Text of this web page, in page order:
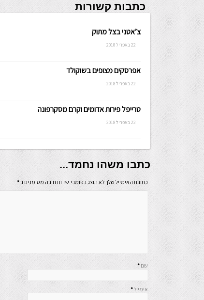
כתבות קשורות
צ’אטני בצל מתוק
22 באפריל 2018
אפרסקים מצופים בשוקולד
22 באפריל 2018
טרייפל פירות אדומים וקרם מסקרפונה
22 באפריל 2018
כתבו משהו נחמד...
כתובת האימייל שלך לא תוצג בפומבי.שדות חובה מסומנים ב*
שם *
אימייל*